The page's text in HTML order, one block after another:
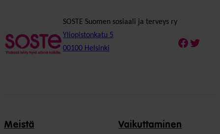
SOSTE Suomen sosiaali ja terveys ry
Yliopistonkatu 5
00100 Helsinki
Meistä Vaikuttaminen